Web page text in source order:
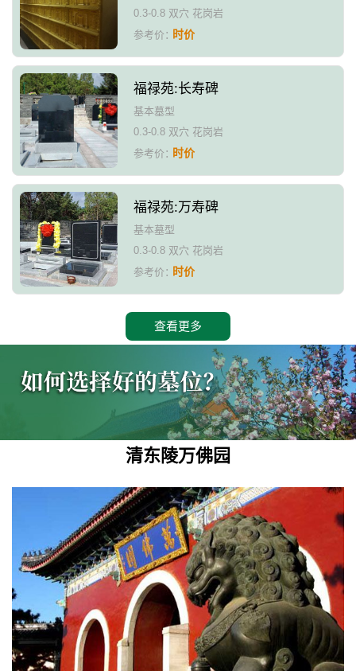
0.3-0.8 双穴 花岗岩
参考价：时价
福禄苑:长寿碑
基本墓型
0.3-0.8 双穴 花岗岩
参考价：时价
福禄苑:万寿碑
基本墓型
0.3-0.8 双穴 花岗岩
参考价：时价
查看更多
清东陵万佛园